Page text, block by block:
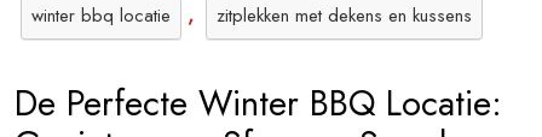
winter bbq locatie , zitplekken met dekens en kussens
De Perfecte Winter BBQ Locatie: